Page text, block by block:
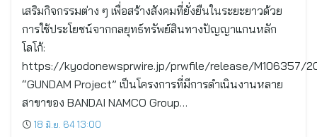
เสริมกิจกรรมต่าง ๆ เพื่อสร้างสังคมที่ยั่งยืนในระยะยาวด้วย
การใช้ประโยชน์จากกลยุทธ์ทรัพย์สินทางปัญญาแกนหลัก
โลโก้:
https://kyodonewsprwire.jp/prwfile/release/M106357/
“GUNDAM Project” เป็นโครงการที่มีการดำเนินงานหลาย
สาขาของ BANDAI NAMCO Group…
18 มิ.ย. 64 13:00